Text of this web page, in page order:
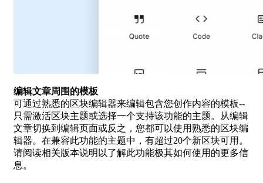
编辑文章周围的模板
可通过熟悉的区块编辑器来编辑包含您创作内容的模板--
只需激活区块主题或选择一个支持该功能的主题。从编辑
文章切换到编辑页面或反之，您都可以使用熟悉的区块编
辑器。在兼容此功能的主题中，有超过20个新区块可用。
请阅读相关版本说明以了解此功能极其如何使用的更多信
息。